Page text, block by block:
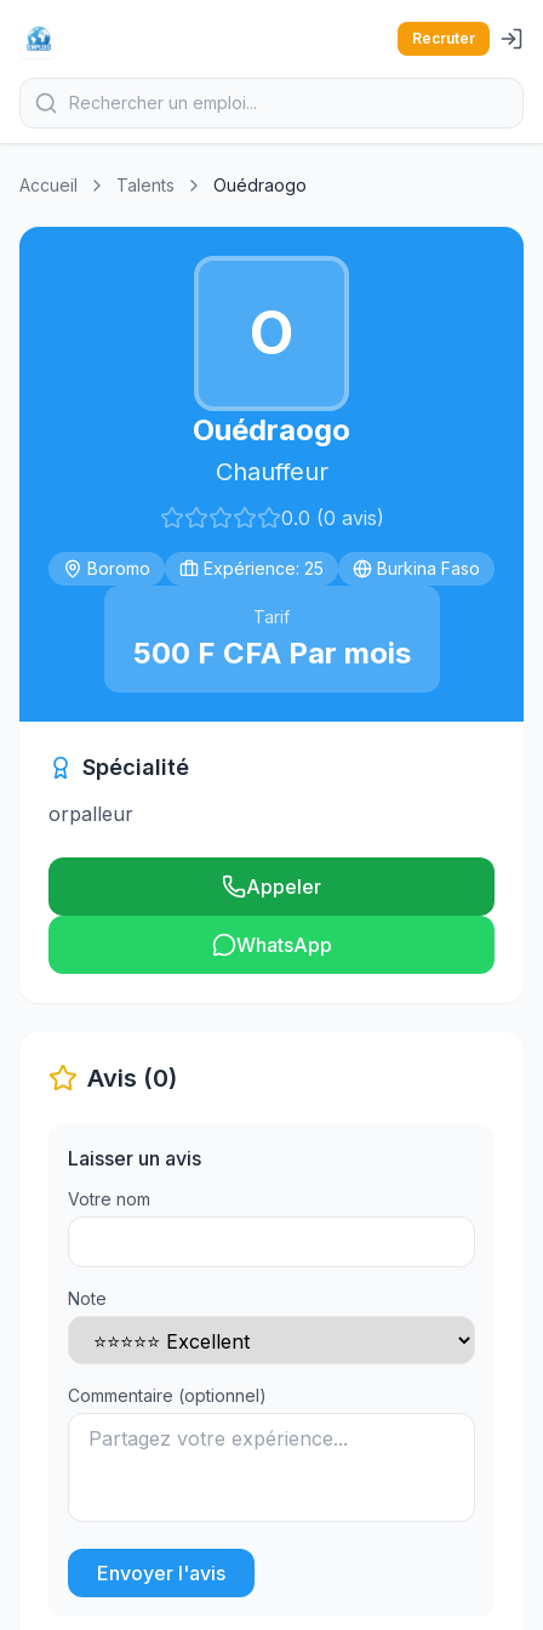
Recruter
Accueil Talents Ouédraogo
O
Ouédraogo
Chauffeur
0.0 (0 avis)
Boromo Expérience: 25 Burkina Faso
Tarif
500 F CFA Par mois
Spécialité
orpalleur
Appeler
WhatsApp
Avis (0)
Laisser un avis
Votre nom
Note
Commentaire (optionnel)
Envoyer l'avis